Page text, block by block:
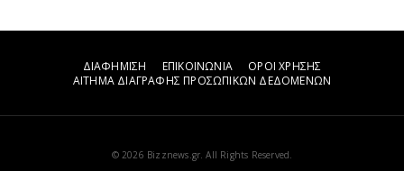
ΔΙΑΦΗΜΙΣΗ ΕΠΙΚΟΙΝΩΝΙΑ
ΟΡΟΙ ΧΡΗΣΗΣ
ΑΙΤΗΜΑ ΔΙΑΓΡΑΦΗΣ ΠΡΟΣΩΠΙΚΩΝ ΔΕΔΟΜΕΝΩΝ
© 2026 Bizznews.gr. All Rights Reserved.